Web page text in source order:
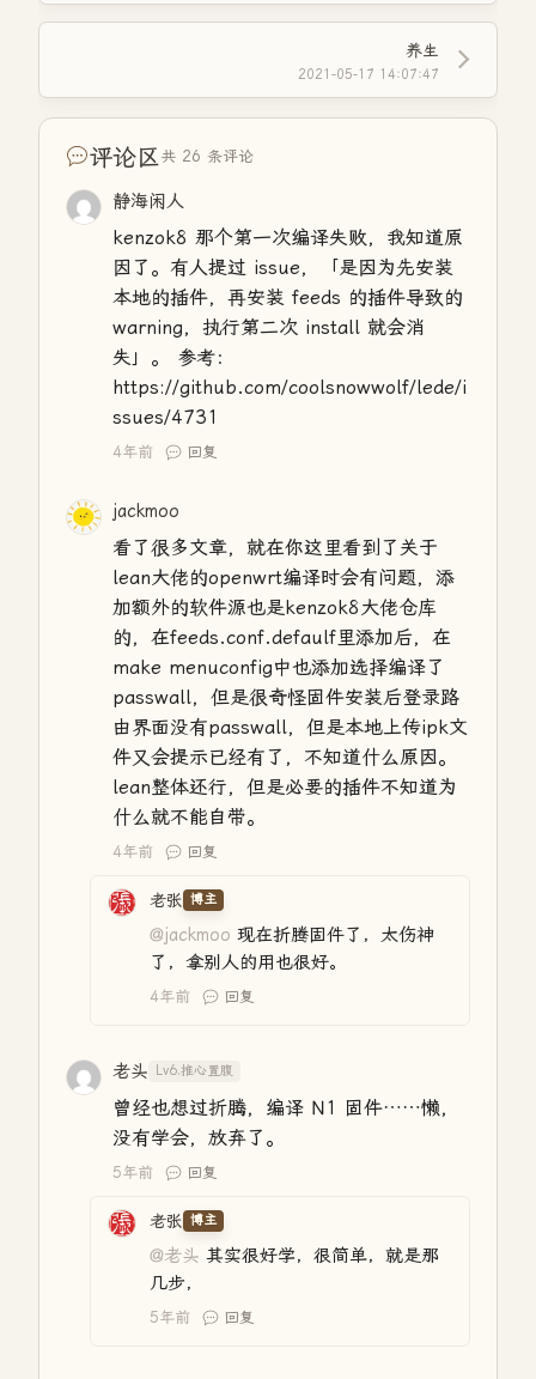
养生
2021-05-17 14:07:47
评论区共 26 条评论
静海闲人
kenzok8 那个第一次编译失败，我知道原
因了。有人提过 issue，「是因为先安装
本地的插件，再安装 feeds 的插件导致的
warning，执行第二次 install 就会消
失」。 参考：
https://github.com/coolsnowwolf/lede/i
ssues/4731
4年前 回复
jackmoo
看了很多文章，就在你这里看到了关于
lean大佬的openwrt编译时会有问题，添
加额外的软件源也是kenzok8大佬仓库
的，在feeds.conf.defaulf里添加后，在
make menuconfig中也添加选择编译了
passwall，但是很奇怪固件安装后登录路
由界面没有passwall，但是本地上传ipk文
件又会提示已经有了，不知道什么原因。
lean整体还行，但是必要的插件不知道为
什么就不能自带。
4年前 回复
老张 博主
@jackmoo 现在折腾固件了，太伤神
了，拿别人的用也很好。
4年前 回复
老头 Lv6.推心置腹
曾经也想过折腾，编译 N1 固件……懒，
没有学会，放弃了。
5年前 回复
老张 博主
@老头 其实很好学，很简单，就是那
几步，
5年前 回复